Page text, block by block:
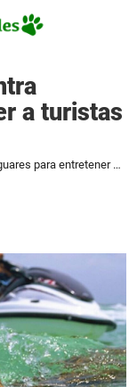
a turistas
Denuncian crueldad contra jaguares para entretener a turistas en Cancún